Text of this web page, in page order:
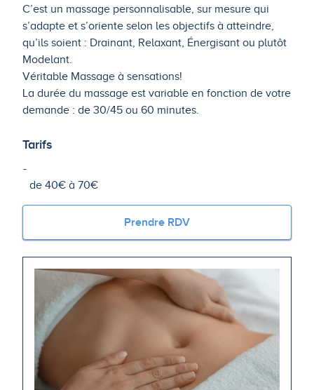
C’est un massage personnalisable, sur mesure qui
s’adapte et s’oriente selon les objectifs à atteindre,
qu’ils soient : Drainant, Relaxant, Énergisant ou plutôt
Modelant.
Véritable Massage à sensations!
La durée du massage est variable en fonction de votre
demande : de 30/45 ou 60 minutes.
Tarifs
de 40€ à 70€
Prendre RDV